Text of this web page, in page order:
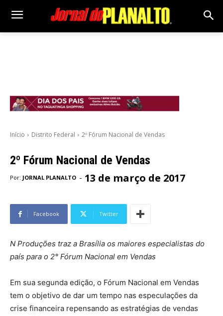
Início Distrito Federal 2º Fórum Nacional de Vendas
2º Fórum Nacional de Vendas
Por: JORNAL PLANALTO - 13 de março de 2017
Facebook Twitter
N Produções traz a Brasília os maiores especialistas do
país para o 2° Fórum Nacional em Vendas
Em sua segunda edição, o Fórum Nacional em Vendas
tem o objetivo de dar um tempo nas especulações da
crise financeira repensando as estratégias de vendas